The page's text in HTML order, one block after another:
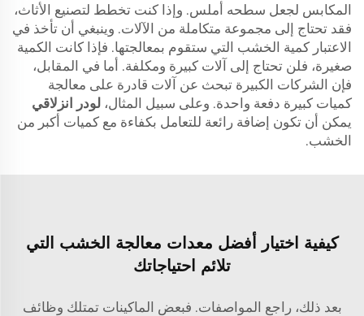
المكابس لجعل سطحه أملس. وإذا كنت تخطط لتصنيع الأثاث،
فقد تحتاج إلى مجموعة متكاملة من الآلات. وينبغي أن تأخذ في
الاعتبار كمية الخشب التي ستقوم بمعالجتها. فإذا كانت الكمية
صغيرة، فلن تحتاج إلى آلات كبيرة ومكلفة. أما في المقابل،
فإن الشركات الكبيرة تبحث عن آلات قادرة على معالجة
كميات كبيرة دفعة واحدة. وعلى سبيل المثال، لودر انزلاقي
يمكن أن تكون إضافة رائعة للتعامل بكفاءة مع كميات أكبر من
الخشب.
كيفية اختيار أفضل معدات معالجة الخشب التي
تلائم احتياجاتك
بعد ذلك، راجع المواصفات. فبعض الماكينات تمتلك وظائف